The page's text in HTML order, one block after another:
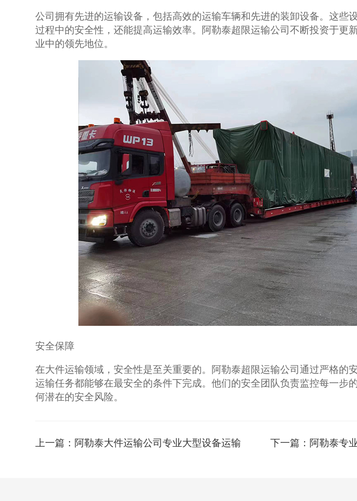
公司拥有先进的运输设备，包括高效的运输车辆和先进的装卸设备。这些
过程中的安全性，还能提高运输效率。阿勒泰超限运输公司不断投资于更
业中的领先地位。
安全保障
在大件运输领域，安全性是至关重要的。阿勒泰超限运输公司通过严格的
运输任务都能够在最安全的条件下完成。他们的安全团队负责监控每一步
何潜在的安全风险。
上一篇： 阿勒泰大件运输公司专业大型设备运输 下一篇： 阿勒泰专